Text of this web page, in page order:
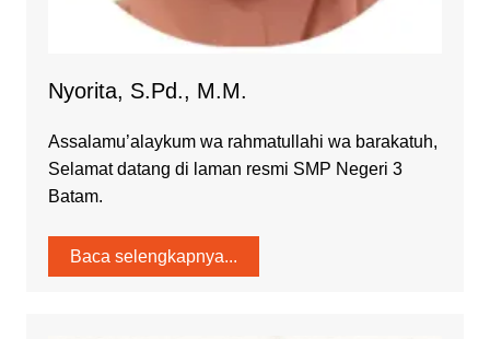
Nyorita, S.Pd., M.M.
Assalamu’alaykum wa rahmatullahi wa barakatuh,
Selamat datang di laman resmi SMP Negeri 3
Batam.
Baca selengkapnya...